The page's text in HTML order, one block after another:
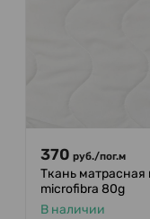
370 руб./пог.м
Ткань
microfibra 80g
В наличии